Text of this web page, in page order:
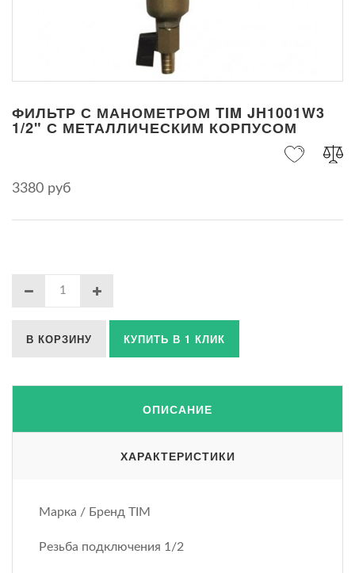
ФИЛЬТР С МАНОМЕТРОМ TIM JH1001W3
1/2" С МЕТАЛЛИЧЕСКИМ КОРПУСОМ
3380 руб
В КОРЗИНУ КУПИТЬ В 1 КЛИК
ОПИСАНИЕ
ХАРАКТЕРИСТИКИ
Марка / Бренд TIM
Резьба подключения 1/2